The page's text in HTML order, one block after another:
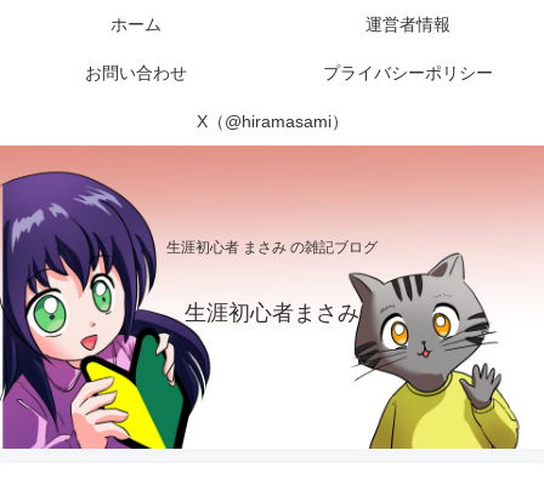
生涯初心者 まさみ の雑記ブログ
生涯初心者まさみ
ホーム 運営者情報
お問い合わせ プライバシーポリシー
X（@hiramasami）